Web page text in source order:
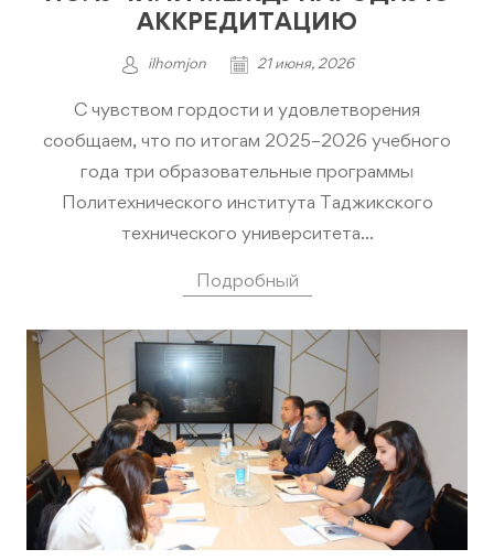
АККРЕДИТАЦИЮ
ilhomjon 21 июня, 2026
С чувством гордости и удовлетворения
сообщаем, что по итогам 2025–2026 учебного
года три образовательные программы
Политехнического института Таджикского
технического университета...
Подробный